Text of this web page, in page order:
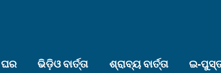
ଘର ଭିଡ଼ିଓ ବାର୍ତ୍ତା ଶ୍ରାବ୍ୟ ବାର୍ତ୍ତା ଇ-